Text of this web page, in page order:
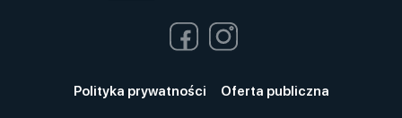
Polityka prywatności Oferta publiczna